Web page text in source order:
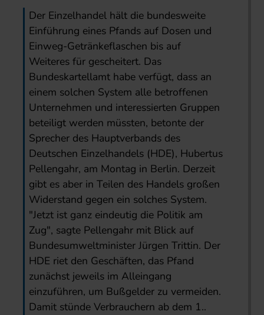
Der Einzelhandel hält die bundesweite
Einführung eines Pfands auf Dosen und
Einweg-Getränkeflaschen bis auf
Weiteres für gescheitert. Das
Bundeskartellamt habe verfügt, dass an
einem solchen System alle betroffenen
Unternehmen und interessierten Gruppen
beteiligt werden müssten, betonte der
Sprecher des Hauptverbands des
Deutschen Einzelhandels (HDE), Hubertus
Pellengahr, am Montag in Berlin. Derzeit
gibt es aber in Teilen des Handels großen
Widerstand gegen ein solches System.
"Jetzt ist ganz eindeutig die Politik am
Zug", sagte Pellengahr mit Blick auf
Bundesumweltminister Jürgen Trittin. Der
HDE riet den Geschäften, das Pfand
zunächst jeweils im Alleingang
einzuführen, um Bußgelder zu vermeiden.
Damit stünde Verbrauchern ab dem 1..